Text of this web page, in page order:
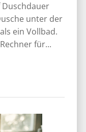
unter der
ein Vollbad.
für...